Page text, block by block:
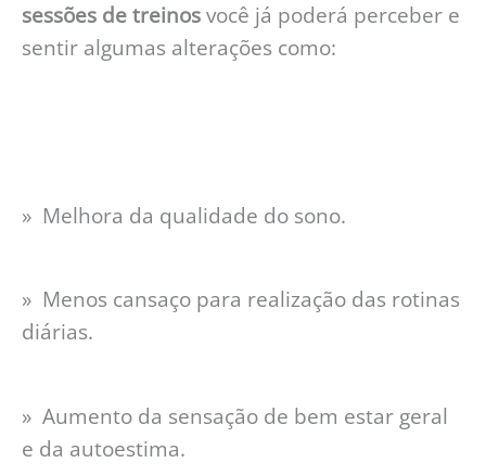
sessões de treinos você já poderá perceber e
sentir algumas alterações como:
» Melhora da qualidade do sono.
» Menos cansaço para realização das rotinas
diárias.
» Aumento da sensação de bem estar geral
e da autoestima.